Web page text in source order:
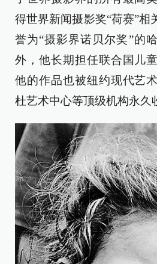
得世界新闻摄影奖“荷赛”相
誉为“摄影界诺贝尔奖”的
外，他长期担任联合国儿
他的作品也被纽约现代艺
杜艺术中心等顶级机构永久